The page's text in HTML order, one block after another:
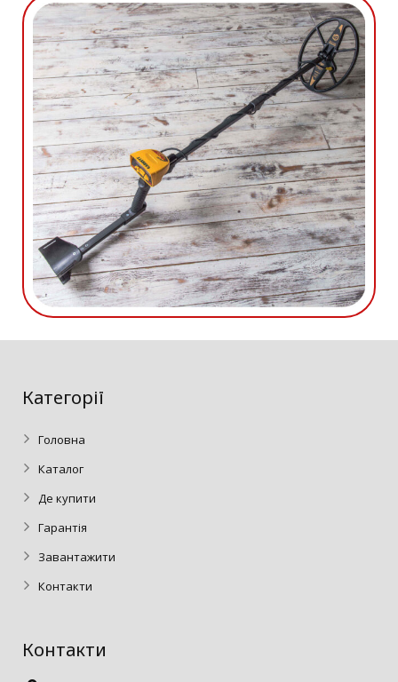
Категорії
Головна
Каталог
Де купити
Гарантія
Завантажити
Контакти
Контакти